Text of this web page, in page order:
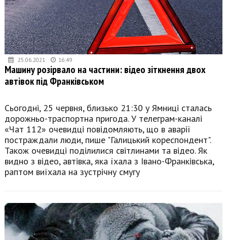
25.06.2021 16:49
Машину розірвало на частини: відео зіткнення двох
автівок під Франківськом
Сьогодні, 25 червня, близько 21:30 у Ямниці сталась
дорожньо-траспортна пригода. У телеграм-каналі
«Чат 112» очевидці повідомляють, що в аварії
постраждали люди, пише "Галицький кореспондент".
Також очевидці поділилися світлинами та відео. Як
видно з відео, автівка, яка їхала з Івано-Франківська,
раптом виїхала на зустрічну смугу